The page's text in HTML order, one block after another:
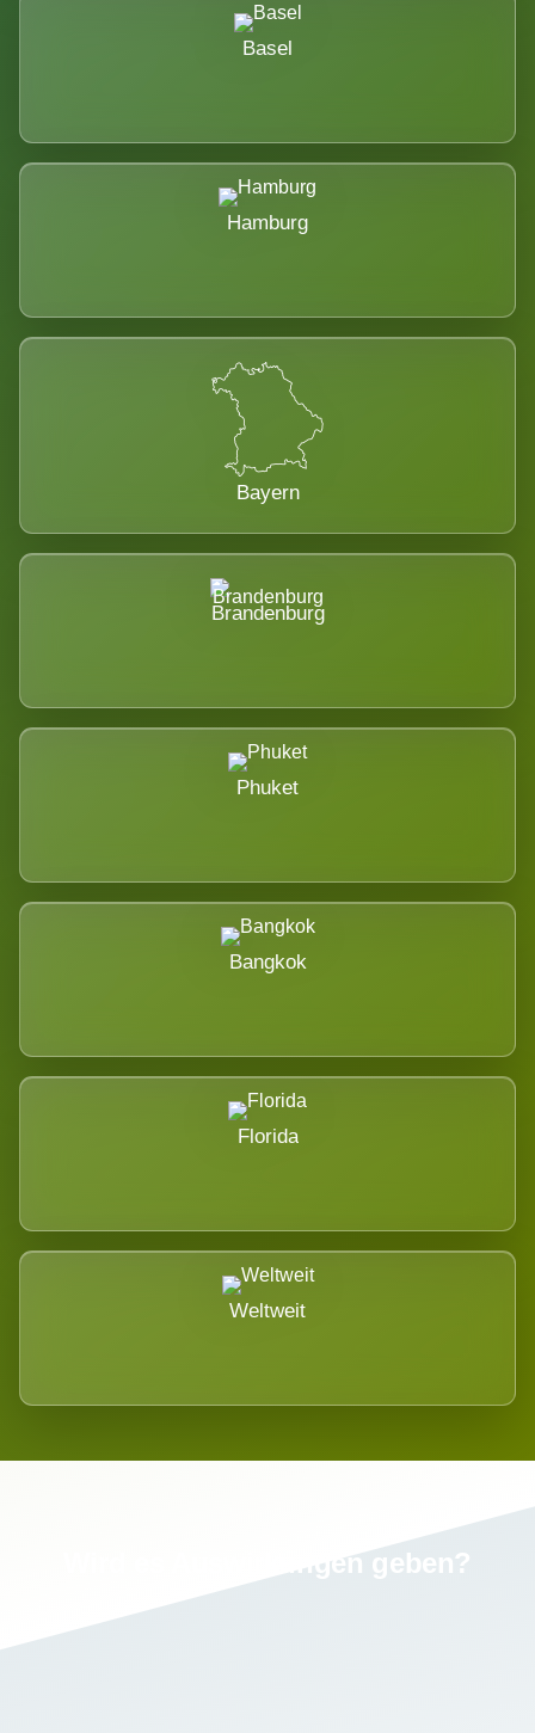
Basel
Hamburg
Bayern
Brandenburg
Phuket
Bangkok
Florida
Weltweit
Wird es Auswirkungen geben?